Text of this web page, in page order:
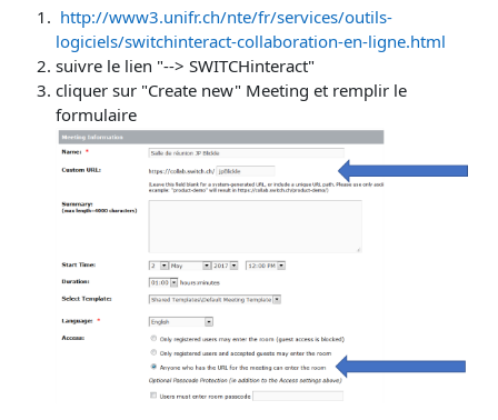
http://www3.unifr.ch/nte/fr/services/outils-
logiciels/switchinteract-collaboration-en-ligne.html
suivre le lien "--> SWITCHinteract"
cliquer sur "Create new" Meeting et remplir le
formulaire